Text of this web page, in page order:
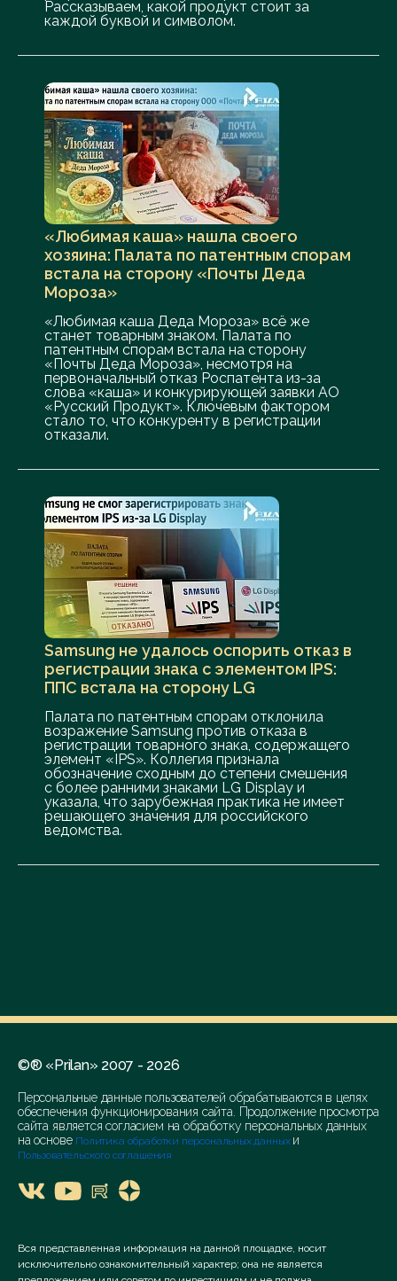
Рассказываем, какой продукт стоит за
каждой буквой и символом.
«Любимая каша» нашла своего
хозяина: Палата по патентным спорам
встала на сторону «Почты Деда
Мороза»
«Любимая каша Деда Мороза» всё же
станет товарным знаком. Палата по
патентным спорам встала на сторону
«Почты Деда Мороза», несмотря на
первоначальный отказ Роспатента из-за
слова «каша» и конкурирующей заявки АО
«Русский Продукт». Ключевым фактором
стало то, что конкуренту в регистрации
отказали.
Samsung не удалось оспорить отказ в
регистрации знака с элементом IPS:
ППС встала на сторону LG
Палата по патентным спорам отклонила
возражение Samsung против отказа в
регистрации товарного знака, содержащего
элемент «IPS». Коллегия признала
обозначение сходным до степени смешения
с более ранними знаками LG Display и
указала, что зарубежная практика не имеет
решающего значения для российского
ведомства.
©® «Prilan» 2007 - 2026
Персональные данные пользователей обрабатываются в целях
обеспечения функционирования сайта. Продолжение просмотра
сайта является согласием на обработку персональных данных
на основе Политика обработки персональных данных и
Пользовательского соглашения
Вся представленная информация на данной площадке, носит
исключительно ознакомительный характер; она не является